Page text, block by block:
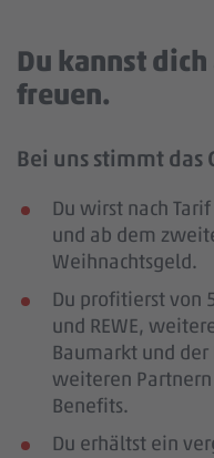
Du kannst
freuen.
Bei uns stimmt das
Du wirst nach
und ab dem
Weihnachtsgeld.
Du profitierst von
und REWE,
Baumarkt und der
weiteren
Benefits.
Du erhältst ein